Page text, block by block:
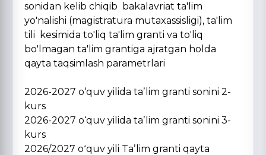
sonidan kelib chiqib bakalavriat ta'lim
yo'nalishi (magistratura mutaxassisligi), ta'lim
tili kesimida to'liq ta'lim granti va to'liq
bo'lmagan ta'lim grantiga ajratgan holda
qayta taqsimlash parametrlari
2026-2027 o‘quv yilida taʼlim granti sonini 2-
kurs
2026-2027 o‘quv yilida taʼlim granti sonini 3-
kurs
2026/2027 oʻquv yili Taʼlim granti qayta